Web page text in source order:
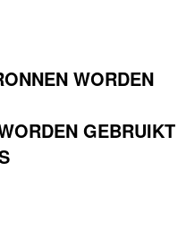
WORDEN
GEBRUIKT